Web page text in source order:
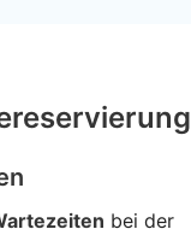
bei der